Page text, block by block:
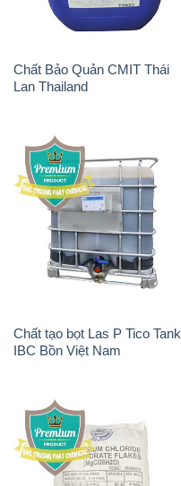
Chất Bảo Quản CMIT Thái
Lan Thailand
Chất tạo bọt Las P Tico Tank
IBC Bồn Việt Nam